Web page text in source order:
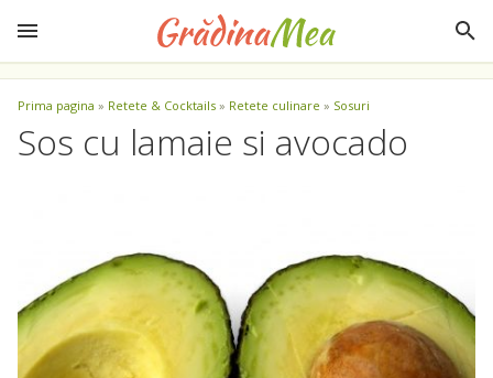
Prima pagina » Retete & Cocktails » Retete culinare » Sosuri
Sos cu lamaie si avocado